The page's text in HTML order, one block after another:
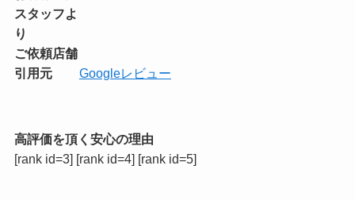
スタッフよ
り
ご依頼店舗
引用元
Googleレビュー
高評価を頂く安心の理由
[rank id=3] [rank id=4] [rank id=5]